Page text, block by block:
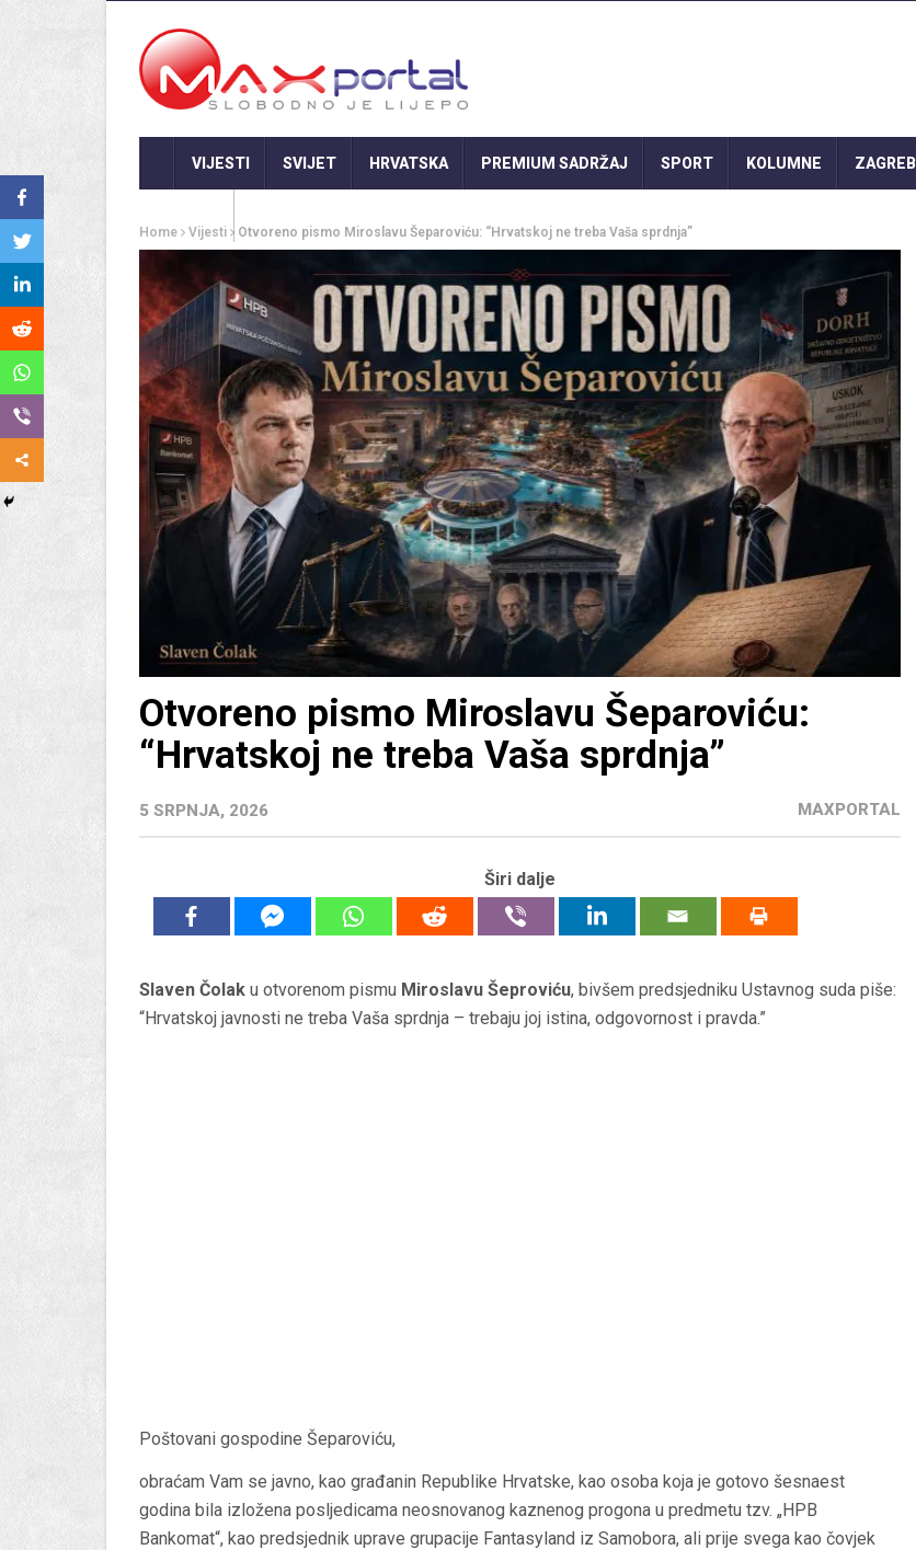
VIJESTI SVIJET HRVATSKA PREMIUM SADRŽAJ SPORT KOLUMNE ZAGREB
Home Vijesti Otvoreno pismo Miroslavu Šeparoviću: “Hrvatskoj ne treba Vaša sprdnja”
Otvoreno pismo Miroslavu Šeparoviću:
“Hrvatskoj ne treba Vaša sprdnja”
5 SRPNJA, 2026 MAXPORTAL
Širi dalje
Slaven Čolak u otvorenom pismu Miroslavu Šeproviću, bivšem predsjedniku Ustavnog suda piše:
“Hrvatskoj javnosti ne treba Vaša sprdnja – trebaju joj istina, odgovornost i pravda.”
Poštovani gospodine Šeparoviću,
obraćam Vam se javno, kao građanin Republike Hrvatske, kao osoba koja je gotovo šesnaest
godina bila izložena posljedicama neosnovanog kaznenog progona u predmetu tzv. „HPB
Bankomat“, kao predsjednik uprave grupacije Fantasyland iz Samobora, ali prije svega kao čovjek